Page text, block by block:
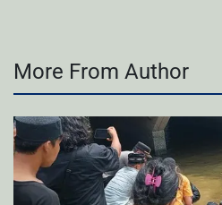
More From Author